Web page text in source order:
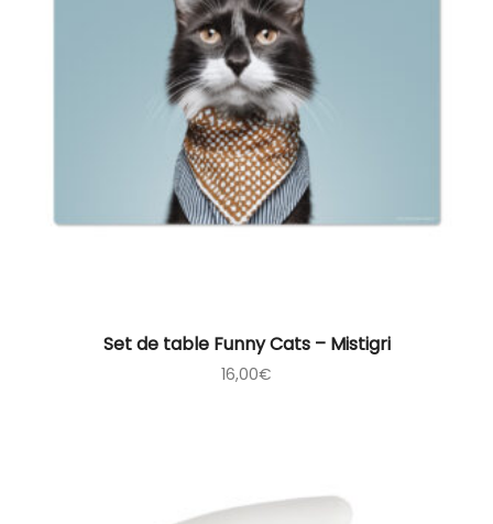
Set de table Funny Cats – Mistigri
16,00€